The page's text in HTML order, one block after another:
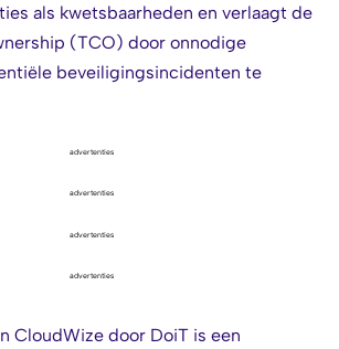
als kwetsbaarheden en verlaagt de
(TCO) door onnodige
beveiligingsincidenten te
advertenties
advertenties
advertenties
advertenties
CloudWize door DoiT is een